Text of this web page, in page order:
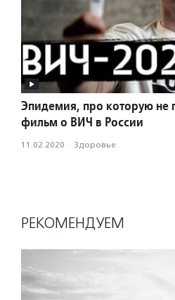
Эпидемия, про которую не
фильм о ВИЧ в России
11.02.2020 · Здоровье
РЕКОМЕНДУЕМ